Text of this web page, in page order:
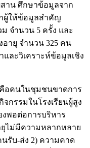
สาน ศึกษาข้อมูลจาก
ผู้ให้ข้อมูลสำคัญ
จำนวน 5 ครั้ง และ
ายุ จำนวน 325 คน
ละวิเคราะห์ข้อมูลเชิง
อคนในชุมชนขาดการ
กรรมในโรงเรียนผู้สูง
พอต่อการบริหาร
ยุไม่มีความหลากหลาย
รับ-ส่ง 2) ความคาด